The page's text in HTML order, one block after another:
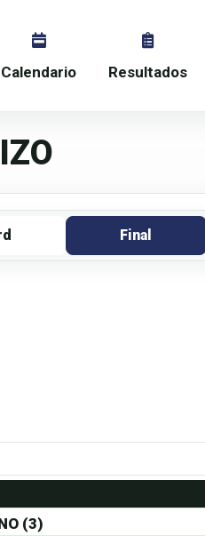
Calendario Resultados
Final
(3)